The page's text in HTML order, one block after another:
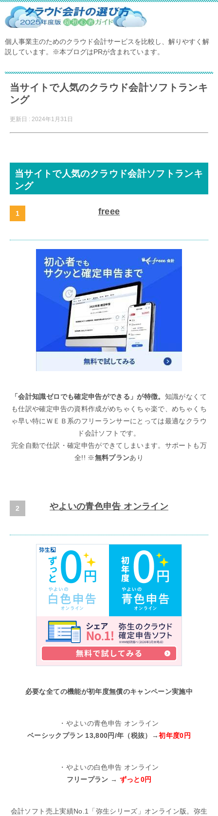
個人事業主のためのクラウド会計サービスを比較し、解りやすく解
説しています。※本ブログはPRが含まれています。
当サイトで人気のクラウド会計ソフトランキ
ング
更新日 : 2024年1月31日
当サイトで人気のクラウド会計ソフトランキ
ング
freee
「会計知識ゼロでも確定申告ができる」が特徴。 知識がなくて
も仕訳や確定申告の資料作成がめちゃくちゃ楽で、めちゃくち
ゃ早い特にＷＥＢ系のフリーランサーにとっては最適なクラウ
ド会計ソフトです。
完全自動で仕訳・確定申告ができてしまいます。サポートも万
全!! ※無料プランあり
やよいの青色申告 オンライン
必要な全ての機能が初年度無償のキャンペーン実施中
・やよいの青色申告 オンライン
ベーシックプラン 13,800円/年（税抜）→初年度0円
・やよいの白色申告 オンライン
フリープラン → ずっと0円
会計ソフト売上実績No.1「弥生シリーズ」オンライン版。弥生